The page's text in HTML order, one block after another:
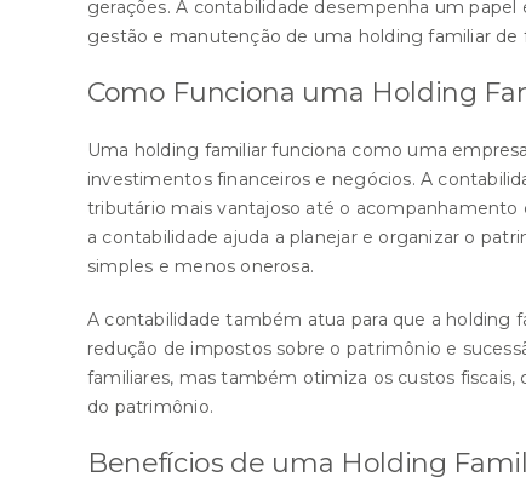
gerações. A contabilidade desempenha um
gestão e manutenção de uma holding familiar
Como Funciona uma Holding
Uma holding familiar funciona como uma
investimentos financeiros e negócios. A
tributário mais vantajoso até o acompanhamento
a contabilidade ajuda a planejar e organizar o
simples e menos onerosa.
A contabilidade também atua para que a holding
redução de impostos sobre o patrimônio e
familiares, mas também otimiza os custos
do patrimônio.
Benefícios de uma Holding